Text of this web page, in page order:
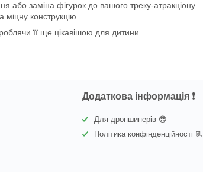
або заміна фігурок до вашого треку-атракціону.
конструкцію.
її ще цікавішою для дитини.
Додаткова інформація ❗
Для дропшиперів 😎
Політика конфінденційності 📃